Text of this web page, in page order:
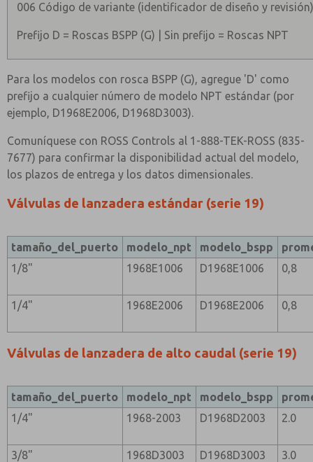
006 Código de variante (identificador de diseño y
Prefijo D = Roscas BSPP (G) | Sin prefijo = Roscas NPT
Para los modelos con rosca BSPP (G), agregue 'D' como
prefijo a cualquier número de modelo NPT estándar (por
ejemplo, D1968E2006, D1968D3003).
Comuníquese con ROSS Controls al 1-888-TEK-ROSS (835-
7677) para confirmar la disponibilidad actual del modelo,
los plazos de entrega y los datos dimensionales.
Válvulas de lanzadera estándar (serie 19)
tamaño_del_puerto modelo_npt modelo_bspp
1/8"
1968E1006 D1968E1006 0,8
1/4" 1968E2006 D1968E2006 0,8
Válvulas de lanzadera de alto caudal (serie 19)
tamaño_del_puerto modelo_npt modelo_bspp
1/4"
1968-2003 D1968D2003 2.0
3/8" 1968D3003 D1968D3003 3.0